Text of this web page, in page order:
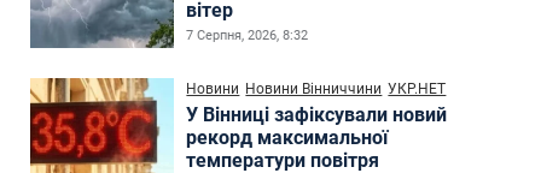
вітер
7 Серпня, 2026, 8:32
Новини Новини Вінниччини УКР.НЕТ
У Вінниці зафіксували новий
рекорд максимальної
температури повітря